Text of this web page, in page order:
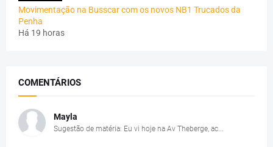
Movimentação na Busscar com os novos NB1 Trucados da
Penha
Há 19 horas
COMENTÁRIOS
Mayla
Sugestão de matéria: Eu vi hoje na Av Theberge, ac...